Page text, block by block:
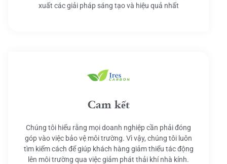
xuất các giải pháp sáng tạo và hiệu quả nhất
Cam kết
Chúng tôi hiểu rằng mọi doanh nghiệp cần phải đóng
góp vào việc bảo vệ môi trường. Vì vậy, chúng tôi luôn
tìm kiếm cách để giúp khách hàng giảm thiểu tác động
lên môi trường qua việc giảm phát thải khí nhà kính.